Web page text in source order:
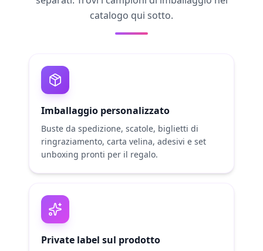
catalogo qui sotto.
Imballaggio personalizzato
Buste da spedizione, scatole, biglietti di
ringraziamento, carta velina, adesivi e set
unboxing pronti per il regalo.
Private label sul prodotto